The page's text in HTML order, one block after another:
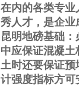
在内的各类专
秀人才，是企业
昆明地磅基础：
中应保证混凝
土时还要保证
计强度指标方可